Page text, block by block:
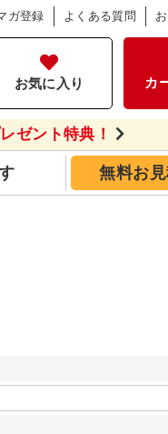
ガ登録 よくある質問
お気に入り カ
ゼント特典！
無料お